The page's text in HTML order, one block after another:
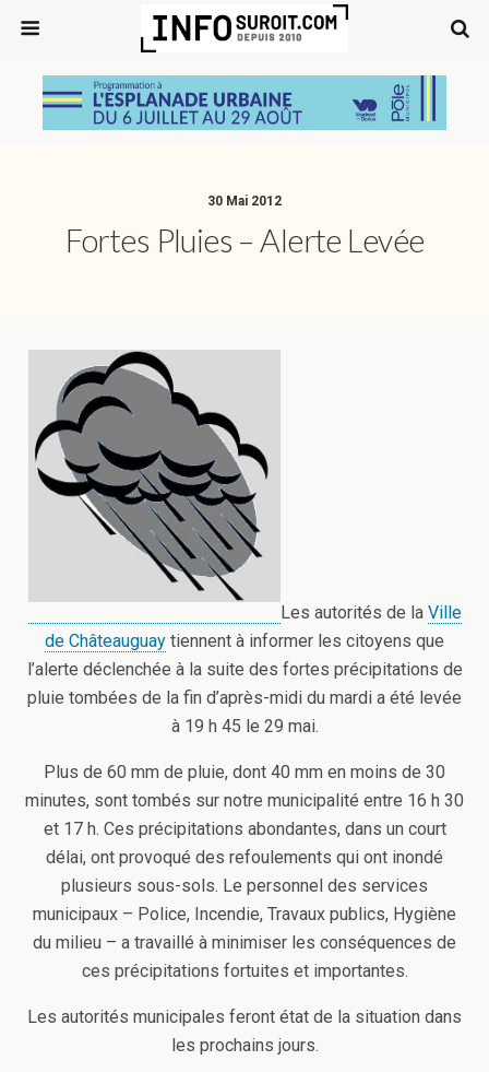
30 Mai 2012
Fortes Pluies – Alerte Levée
Les autorités de la Ville
de Châteauguay tiennent à informer les citoyens que
l’alerte déclenchée à la suite des fortes précipitations de
pluie tombées de la fin d’après-midi du mardi a été levée
à 19 h 45 le 29 mai.
Plus de 60 mm de pluie, dont 40 mm en moins de 30
minutes, sont tombés sur notre municipalité entre 16 h 30
et 17 h. Ces précipitations abondantes, dans un court
délai, ont provoqué des refoulements qui ont inondé
plusieurs sous-sols. Le personnel des services
municipaux – Police, Incendie, Travaux publics, Hygiène
du milieu – a travaillé à minimiser les conséquences de
ces précipitations fortuites et importantes.
Les autorités municipales feront état de la situation dans
les prochains jours.